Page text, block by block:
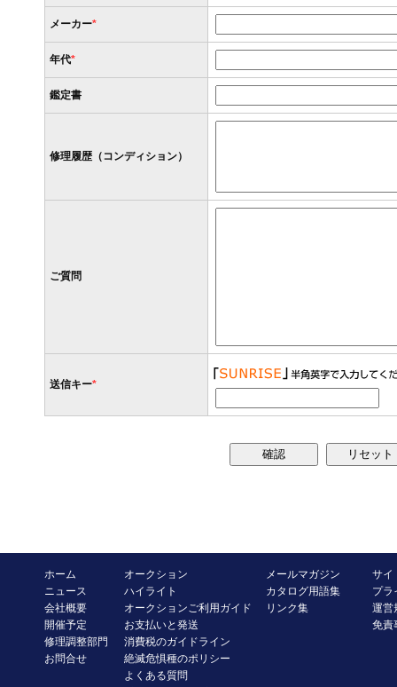
メーカー*
年代*
鑑定書
修理履歴（コンディション）
ご質問
送信キー*
ホーム
ニュース
会社概要
開催予定
修理調整部門
お問合せ
オークション
ハイライト
オークションご利用ガイド
お支払いと発送
消費税のガイドライン
絶滅危惧種のポリシー
よくある質問
メールマガジン
カタログ用語集
リンク集
サイ
プラ
運営
免責